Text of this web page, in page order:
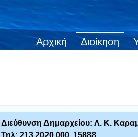
Αρχική Διοίκηση
Διεύθυνση Δημαρχείου: Λ. Κ.
Τηλ: 213 2020 000, 15888